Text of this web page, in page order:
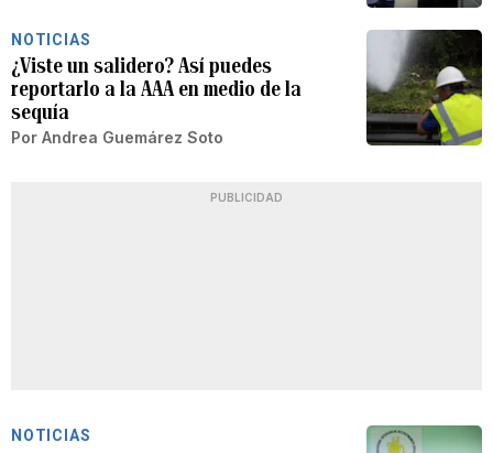
NOTICIAS
¿Viste un salidero? Así puedes
reportarlo a la AAA en medio de la
sequía
Por Andrea Guemárez Soto
PUBLICIDAD
NOTICIAS